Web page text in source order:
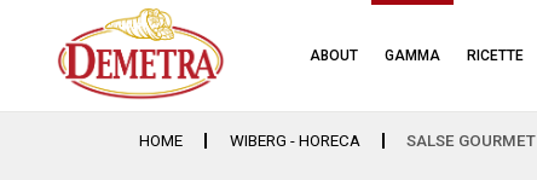
ABOUT GAMMA RICETTE
HOME WIBERG - HORECA SALSE GOURMET